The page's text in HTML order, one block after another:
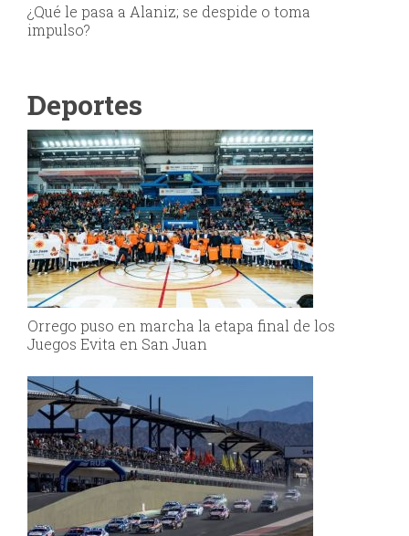
¿Qué le pasa a Alaniz; se despide o toma
impulso?
Deportes
Orrego puso en marcha la etapa final de los
Juegos Evita en San Juan